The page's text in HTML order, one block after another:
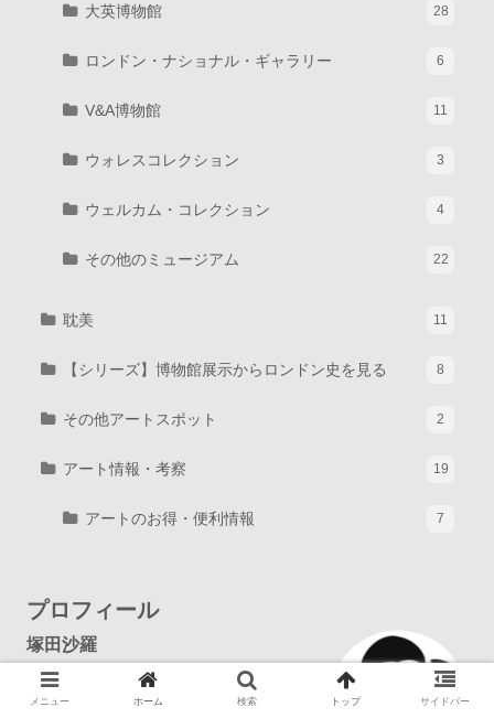
大英博物館 28
ロンドン・ナショナル・ギャラリー 6
V&A博物館 11
ウォレスコレクション 3
ウェルカム・コレクション 4
その他のミュージアム 22
耽美 11
【シリーズ】博物館展示からロンドン史を見る 8
その他アートスポット 2
アート情報・考察 19
アートのお得・便利情報 7
プロフィール
塚田沙羅
1988年生まれ、東京出身。現在は
ロンドン在住のフリーランスライ
メニュー ホーム 検索 トップ サイドバー